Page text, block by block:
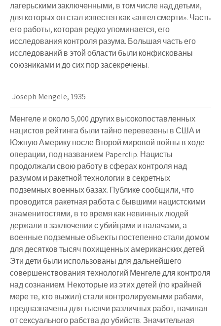
лагерьскими заключенными, в том числе над детьми,
для которых он стал известен как «ангел смерти». Часть
его работы, которая редко упоминается, его
исследования контроля разума. Большая часть его
исследований в этой области были конфискованы
союзниками и до сих пор засекречены.
Joseph Mengele, 1935
Менгеле и около 5,000 других высокопоставленных
нацистов рейтинга были тайно перевезены в США и
Южную Америку после Второй мировой войны в ходе
операции, под названием Paperclip. Нацисты
продолжали свою работу в сферах контроля над
разумом и ракетной технологии в секретных
подземных военных базах. Публике сообщили, что
проводится ракетная работа с бывшими нацистскими
знаменитостями, в то время как невинных людей
держали в заключении с убийцами и палачами, а
военные подземные объекты постепенно стали домом
для десятков тысяч похищенных американских детей.
Эти дети были использованы для дальнейшего
совершенствования технологий Менгеле для контроля
над сознанием. Некоторые из этих детей (по крайней
мере те, кто выжил) стали контролируемыми рабами,
предназначены для тысячи различных работ, начиная
от сексуального рабства до убийств. Значительная